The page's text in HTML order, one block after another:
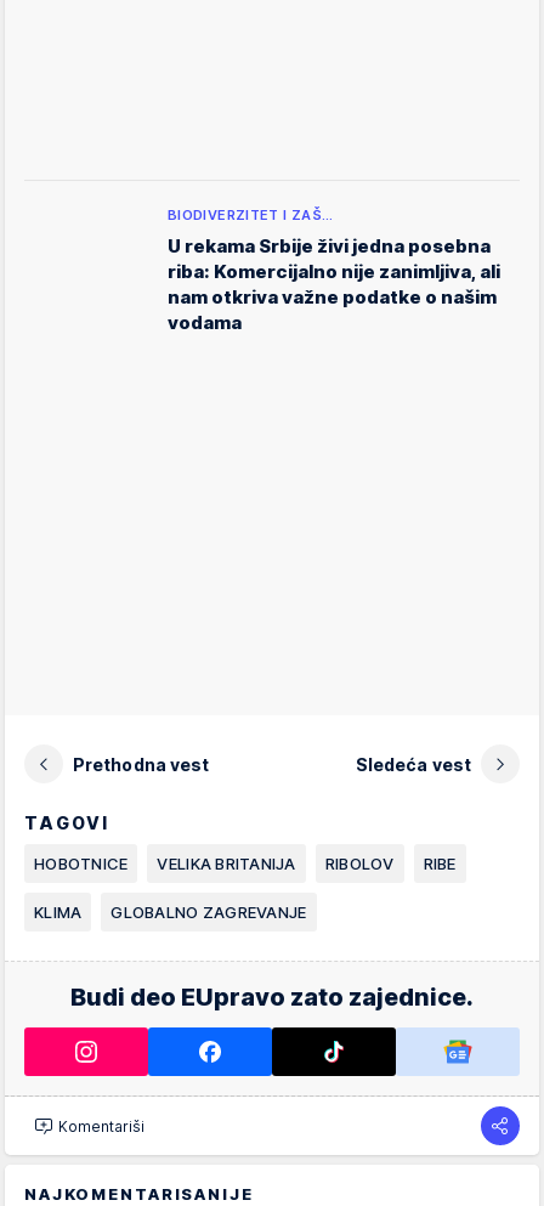
BIODIVERZITET I ZAŠ…
U rekama Srbije živi jedna posebna
riba: Komercijalno nije zanimljiva, ali
nam otkriva važne podatke o našim
vodama
Prethodna vest Sledeća vest
TAGOVI
HOBOTNICE VELIKA BRITANIJA RIBOLOV RIBE
KLIMA GLOBALNO ZAGREVANJE
Budi deo EUpravo zato zajednice.
Komentariši
NAJKOMENTARISANIJE